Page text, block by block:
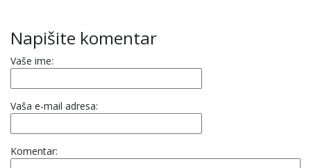
Napišite komentar
Vaše ime:
Vaša e-mail adresa:
Komentar: